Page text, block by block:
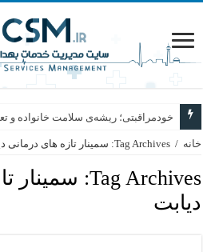
خودمراقبتی؛ ریشه‌ی سلامت خانواده و
خانه / Tag Archives: سمینار تازه های درمانی دیابت
Tag Archives: سمینار
دیابت